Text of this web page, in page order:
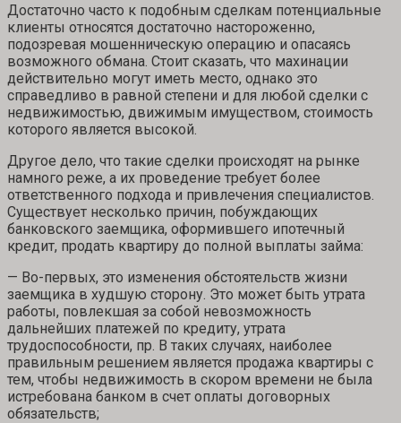
Достаточно часто к подобным сделкам потенциальные
клиенты относятся достаточно настороженно,
подозревая мошенническую операцию и опасаясь
возможного обмана. Стоит сказать, что махинации
действительно могут иметь место, однако это
справедливо в равной степени и для любой сделки с
недвижимостью, движимым имуществом, стоимость
которого является высокой.
Другое дело, что такие сделки происходят на рынке
намного реже, а их проведение требует более
ответственного подхода и привлечения специалистов.
Существует несколько причин, побуждающих
банковского заемщика, оформившего ипотечный
кредит, продать квартиру до полной выплаты займа:
— Во-первых, это изменения обстоятельств жизни
заемщика в худшую сторону. Это может быть утрата
работы, повлекшая за собой невозможность
дальнейших платежей по кредиту, утрата
трудоспособности, пр. В таких случаях, наиболее
правильным решением является продажа квартиры с
тем, чтобы недвижимость в скором времени не была
истребована банком в счет оплаты договорных
обязательств;